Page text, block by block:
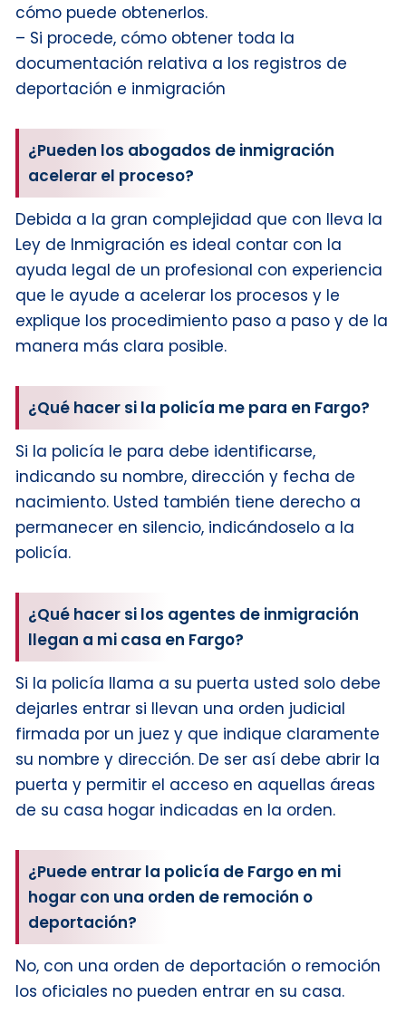
cómo puede obtenerlos.
– Si procede, cómo obtener toda la
documentación relativa a los registros de
deportación e inmigración
¿Pueden los abogados de inmigración
acelerar el proceso?
Debida a la gran complejidad que con lleva la
Ley de Inmigración es ideal contar con la
ayuda legal de un profesional con experiencia
que le ayude a acelerar los procesos y le
explique los procedimiento paso a paso y de la
manera más clara posible.
¿Qué hacer si la policía me para en Fargo?
Si la policía le para debe identificarse,
indicando su nombre, dirección y fecha de
nacimiento. Usted también tiene derecho a
permanecer en silencio, indicándoselo a la
policía.
¿Qué hacer si los agentes de inmigración
llegan a mi casa en Fargo?
Si la policía llama a su puerta usted solo debe
dejarles entrar si llevan una orden judicial
firmada por un juez y que indique claramente
su nombre y dirección. De ser así debe abrir la
puerta y permitir el acceso en aquellas áreas
de su casa hogar indicadas en la orden.
¿Puede entrar la policía de Fargo en mi
hogar con una orden de remoción o
deportación?
No, con una orden de deportación o remoción
los oficiales no pueden entrar en su casa.